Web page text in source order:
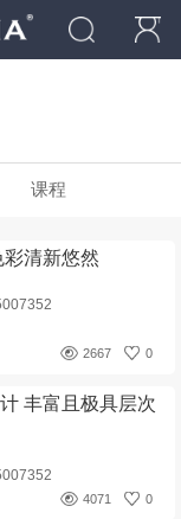
课程
清新悠然
0
2667
丰富且极具层次
0
4071